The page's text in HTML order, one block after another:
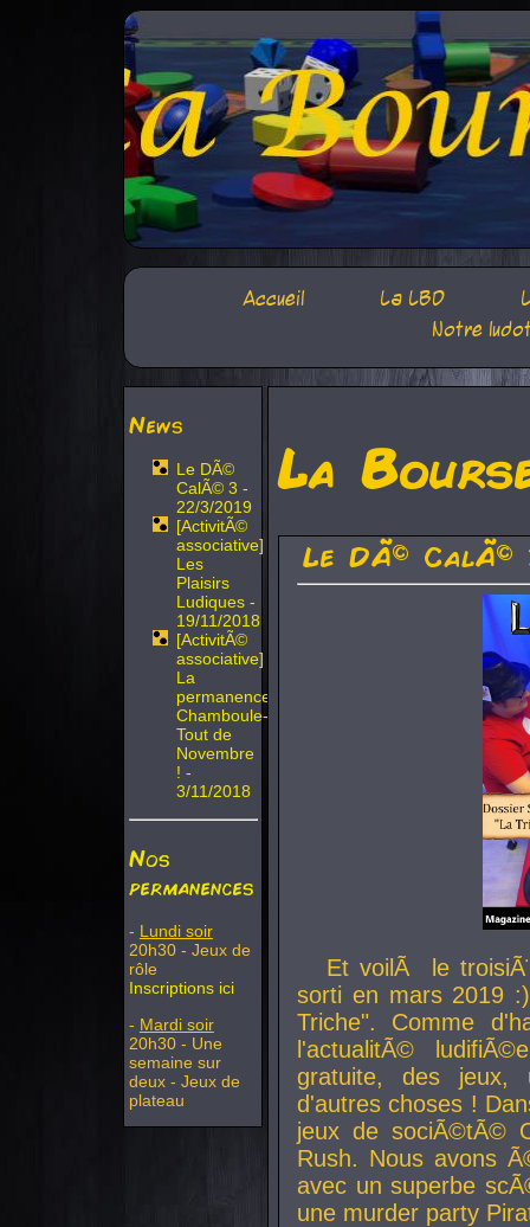
Accueil La LBD
Notre
News
Le DÃ©
CalÃ© 3 -
22/3/2019
[ActivitÃ©
associative]
Les
Plaisirs
Ludiques -
19/11/2018
[ActivitÃ©
associative]
La
permanence
Chamboule-
Tout de
Novembre
! -
3/11/2018
Nos
permanences
- Lundi soir
20h30 - Jeux de
rôle
Inscriptions ici
- Mardi soir
20h30 - Une
semaine sur
deux - Jeux de
plateau
La
Le DÃ© CalÃ©
Et voilÃ le
sorti en mars 2019
Triche". Comme
l'actualitÃ©
gratuite, des jeux,
d'autres choses !
jeux de sociÃ©tÃ©
Rush. Nous avons
avec un superbe
une murder party